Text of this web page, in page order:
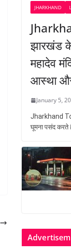
JHARKHAND
झारखंड
महादेव
आस्था
January 5,
Jharkhand
घूमना पसंद